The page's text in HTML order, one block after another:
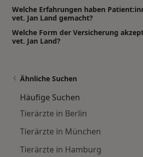
Welche Erfahrungen haben
vet. Jan Land gemacht?
Welche Form der Versicherung
vet. Jan Land?
Ähnliche Suchen
Häufige Suchen
Tierärzte in Berlin
Tierärzte in München
Tierärzte in Hamburg